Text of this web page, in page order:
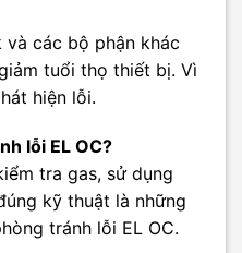
các bộ phận khác
tuổi thọ thiết bị. Vì
hiện lỗi.
lỗi EL OC?
tra gas, sử dụng
kỹ thuật là những
tránh lỗi EL OC.